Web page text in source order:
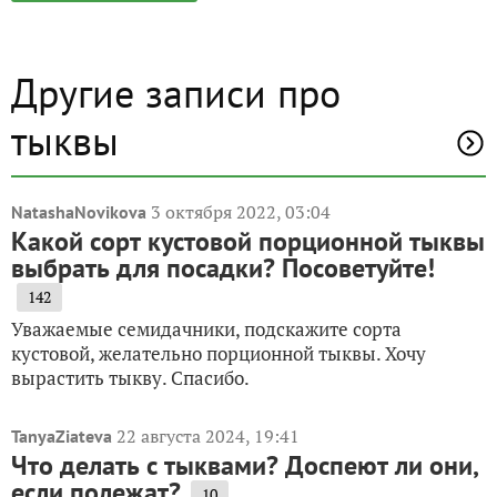
Другие записи про
тыквы
NatashaNovikova 3 октября 2022, 03:04
Какой сорт кустовой порционной тыквы
выбрать для посадки? Посоветуйте!
142
Уважаемые семидачники, подскажите сорта
кустовой, желательно порционной тыквы. Хочу
вырастить тыкву. Спасибо.
TanyaZiateva 22 августа 2024, 19:41
Что делать с тыквами? Доспеют ли они,